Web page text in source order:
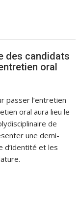
des candidats
oral
passer l’entretien
oral aura lieu le
de
une demi-
d’identité et les